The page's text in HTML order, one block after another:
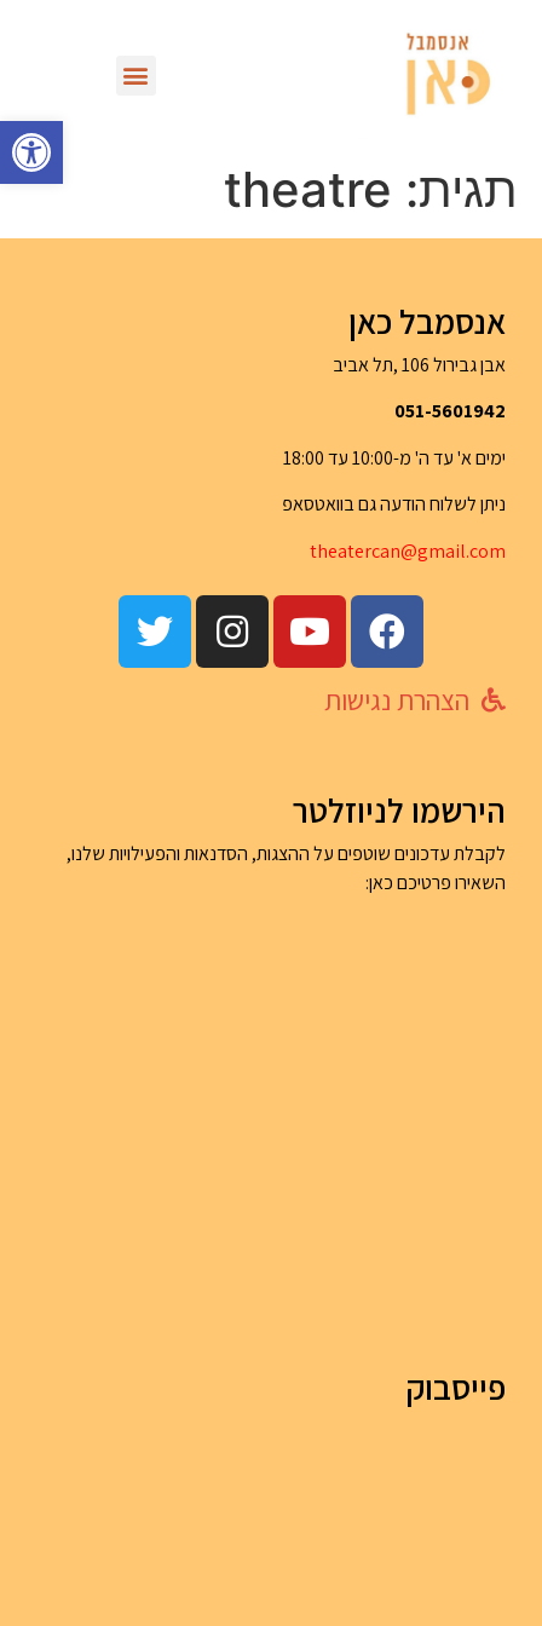
פתח
תגית: theatre
אנסמבל כאן
אבן גבירול 106 ,תל אביב
051-5601942
ימים א' עד ה' מ-10:00 עד 18:00
ניתן לשלוח הודעה גם בוואטסאפ
theatercan@gmail.com
הצהרת נגישות
הירשמו לניוזלטר
לקבלת עדכונים שוטפים על ההצגות, הסדנאות והפעילויות שלנו,
השאירו פרטיכם כאן:
פייסבוק